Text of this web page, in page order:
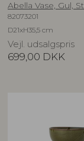
Abella Vase, Gul,
82073201
D21xH35,5 cm
Vejl. udsalgspris
699,00 DKK